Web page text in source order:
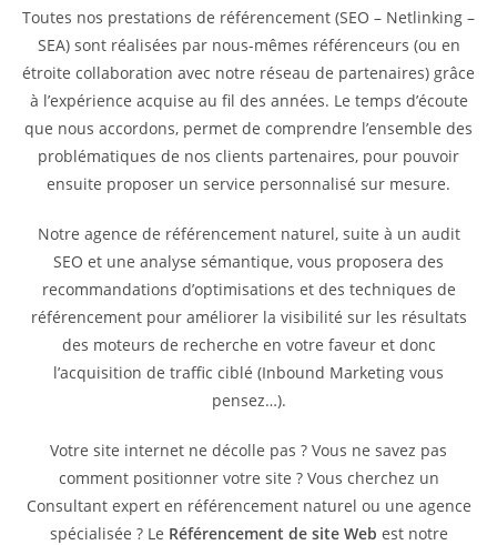
Toutes nos prestations de référencement (SEO – Netlinking –
SEA) sont réalisées par nous-mêmes référenceurs (ou en
étroite collaboration avec notre réseau de partenaires) grâce
à l’expérience acquise au fil des années. Le temps d’écoute
que nous accordons, permet de comprendre l’ensemble des
problématiques de nos clients partenaires, pour pouvoir
ensuite proposer un service personnalisé sur mesure.
Notre agence de référencement naturel, suite à un audit
SEO et une analyse sémantique, vous proposera des
recommandations d’optimisations et des techniques de
référencement pour améliorer la visibilité sur les résultats
des moteurs de recherche en votre faveur et donc
l’acquisition de traffic ciblé (Inbound Marketing vous
pensez…).
Votre site internet ne décolle pas ? Vous ne savez pas
comment positionner votre site ? Vous cherchez un
Consultant expert en référencement naturel ou une agence
spécialisée ? Le Référencement de site Web est notre